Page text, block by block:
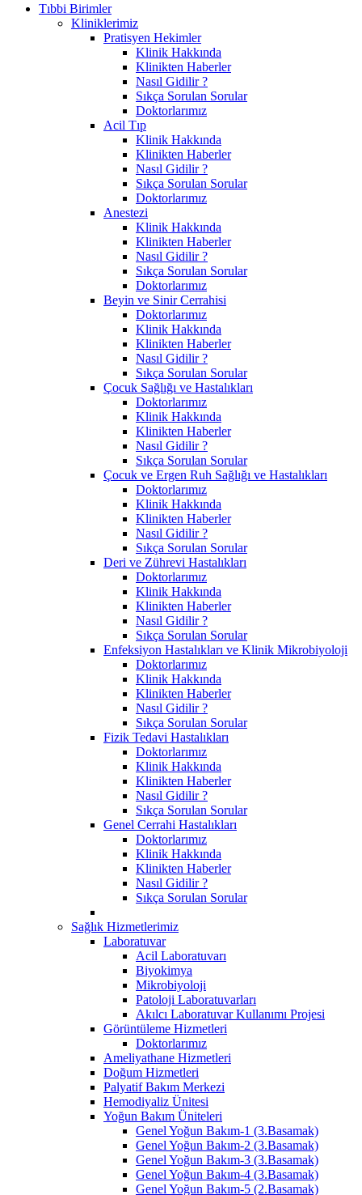
Tıbbi Birimler
Kliniklerimiz
Pratisyen Hekimler
Klinik Hakkında
Klinikten Haberler
Nasıl Gidilir ?
Sıkça Sorulan Sorular
Doktorlarımız
Acil Tıp
Klinik Hakkında
Klinikten Haberler
Nasıl Gidilir ?
Sıkça Sorulan Sorular
Doktorlarımız
Anestezi
Klinik Hakkında
Klinikten Haberler
Nasıl Gidilir ?
Sıkça Sorulan Sorular
Doktorlarımız
Beyin ve Sinir Cerrahisi
Doktorlarımız
Klinik Hakkında
Klinikten Haberler
Nasıl Gidilir ?
Sıkça Sorulan Sorular
Çocuk Sağlığı ve Hastalıkları
Doktorlarımız
Klinik Hakkında
Klinikten Haberler
Nasıl Gidilir ?
Sıkça Sorulan Sorular
Çocuk ve Ergen Ruh Sağlığı ve Hastalıkları
Doktorlarımız
Klinik Hakkında
Klinikten Haberler
Nasıl Gidilir ?
Sıkça Sorulan Sorular
Deri ve Zührevi Hastalıkları
Doktorlarımız
Klinik Hakkında
Klinikten Haberler
Nasıl Gidilir ?
Sıkça Sorulan Sorular
Enfeksiyon Hastalıkları ve Klinik Mikrobiyoloji
Doktorlarımız
Klinik Hakkında
Klinikten Haberler
Nasıl Gidilir ?
Sıkça Sorulan Sorular
Fizik Tedavi Hastalıkları
Doktorlarımız
Klinik Hakkında
Klinikten Haberler
Nasıl Gidilir ?
Sıkça Sorulan Sorular
Genel Cerrahi Hastalıkları
Doktorlarımız
Klinik Hakkında
Klinikten Haberler
Nasıl Gidilir ?
Sıkça Sorulan Sorular
Sağlık Hizmetlerimiz
Laboratuvar
Acil Laboratuvarı
Biyokimya
Mikrobiyoloji
Patoloji Laboratuvarları
Akılcı Laboratuvar Kullanımı Projesi
Görüntüleme Hizmetleri
Doktorlarımız
Ameliyathane Hizmetleri
Doğum Hizmetleri
Palyatif Bakım Merkezi
Hemodiyaliz Ünitesi
Yoğun Bakım Üniteleri
Genel Yoğun Bakım-1 (3.Basamak)
Genel Yoğun Bakım-2 (3.Basamak)
Genel Yoğun Bakım-3 (3.Basamak)
Genel Yoğun Bakım-4 (3.Basamak)
Genel Yoğun Bakım-5 (2.Basamak)